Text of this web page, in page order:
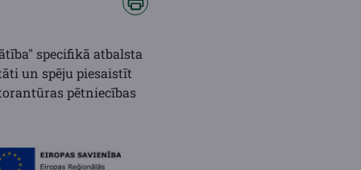
specifikā atbalsta
un spēju piesaistīt
pētniecības